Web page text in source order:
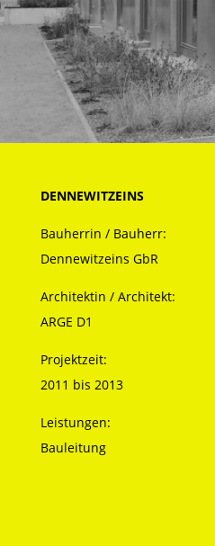
DENNEWITZEINS
Bauherrin / Bauherr:
Dennewitzeins GbR
Architektin / Architekt:
ARGE D1
Projektzeit:
2011 bis 2013
Leistungen:
Bauleitung